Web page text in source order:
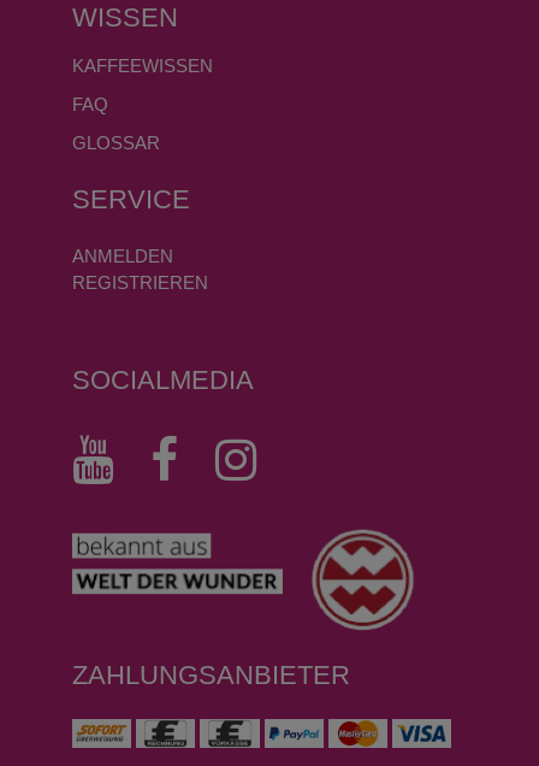
WISSEN
KAFFEEWISSEN
FAQ
GLOSSAR
SERVICE
ANMELDEN
REGISTRIEREN
SOCIALMEDIA
ZAHLUNGSANBIETER